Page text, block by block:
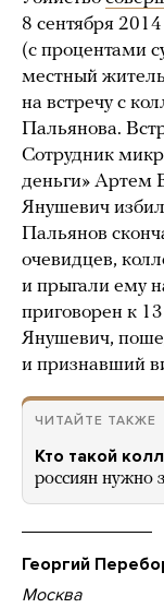
8 сентября
(с процентами
местный
на встречу с
Пальянова.
Сотрудник
деньги» Артем
Янушевич
Пальянов
очевидцев,
и прыгали ему
приговорен к
Янушевич,
и признавший
ЧИТАЙТЕ ТАКЖЕ
Кто такой
россиян нужно
Георгий
Москва